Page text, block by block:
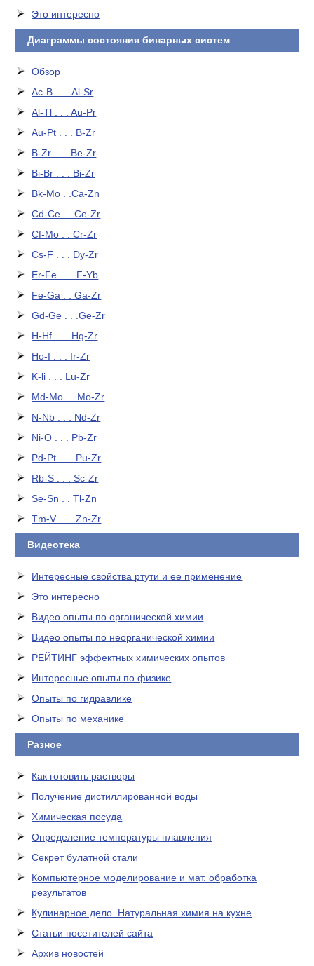
Это интересно
Диаграммы состояния бинарных систем
Обзор
Ac-B . . . Al-Sr
Al-Tl . . . Au-Pr
Au-Pt . . . B-Zr
B-Zr . . . Be-Zr
Bi-Br . . . Bi-Zr
Bk-Mo . .Ca-Zn
Cd-Ce . . Ce-Zr
Cf-Mo . . Cr-Zr
Cs-F . . . Dy-Zr
Er-Fe . . . F-Yb
Fe-Ga . . Ga-Zr
Gd-Ge . . .Ge-Zr
H-Hf . . . Hg-Zr
Ho-I . . . Ir-Zr
K-li . . . Lu-Zr
Md-Mo . . Mo-Zr
N-Nb . . . Nd-Zr
Ni-O . . . Pb-Zr
Pd-Pt . . . Pu-Zr
Rb-S . . . Sc-Zr
Se-Sn . . Tl-Zn
Tm-V . . . Zn-Zr
Видеотека
Интересные свойства ртути и ее применение
Это интересно
Видео опыты по органической химии
Видео опыты по неорганической химии
РЕЙТИНГ эффектных химических опытов
Интересные опыты по физике
Опыты по гидравлике
Опыты по механике
Разное
Как готовить растворы
Получение дистиллированной воды
Химическая посуда
Определение температуры плавления
Секрет булатной стали
Компьютерное моделирование и мат. обработка
результатов
Кулинарное дело. Натуральная химия на кухне
Статьи посетителей сайта
Архив новостей